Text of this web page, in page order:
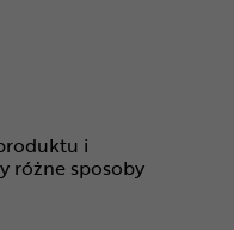
i
różne sposoby